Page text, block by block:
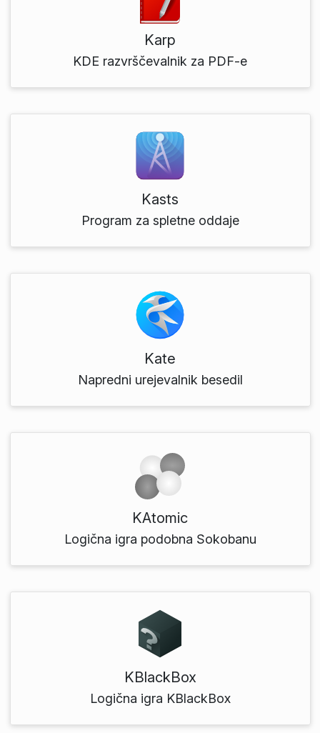
Karp
KDE razvrščevalnik za PDF-e
Kasts
Program za spletne oddaje
Kate
Napredni urejevalnik besedil
KAtomic
Logična igra podobna Sokobanu
KBlackBox
Logična igra KBlackBox